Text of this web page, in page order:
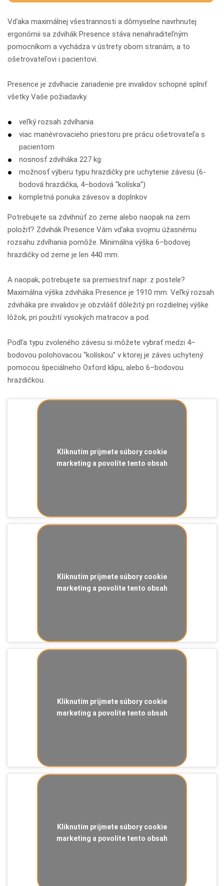
Vďaka maximálnej všestrannosti a dômyselne navrhnutej
ergonómii sa zdvihák Presence stáva nenahraditeľným
pomocníkom a vychádza v ústrety obom stranám, a to
ošetrovateľovi i pacientovi.
Presence je zdvíhacie zariadenie pre invalidov schopné splniť
všetky Vaše požiadavky.
veľký rozsah zdvíhania
viac manévrovacieho priestoru pre prácu ošetrovateľa s
pacientom
nosnosť zdviháka 227 kg
možnosť výberu typu hrazdičky pre uchytenie závesu (6-
bodová hrazdička, 4–bodová “kolíska”)
kompletná ponuka závesov a doplnkov
Potrebujete sa zdvihnúť zo zeme alebo naopak na zem
položiť? Zdvihák Presence Vám vďaka svojmu úžasnému
rozsahu zdvíhania pomôže. Minimálna výška 6–bodovej
hrazdičky od zeme je len 440 mm.
A naopak, potrebujete sa premiestniť napr. z postele?
Maximálna výška zdviháka Presence je 1910 mm. Veľký rozsah
zdviháka pre invalidov je obzvlášť dôležitý pri rozdielnej výške
lôžok, pri použití vysokých matracov a pod.
Podľa typu zvoleného závesu si môžete vybrať medzi 4–
bodovou polohovacou “kolískou” v ktorej je záves uchytený
pomocou špeciálneho Oxford klipu, alebo 6–bodovou
hrazdičkou.
Kliknutím prijmete súbory cookie
marketing a povolíte tento obsah
Kliknutím prijmete súbory cookie
marketing a povolíte tento obsah
Kliknutím prijmete súbory cookie
marketing a povolíte tento obsah
Kliknutím prijmete súbory cookie
marketing a povolíte tento obsah